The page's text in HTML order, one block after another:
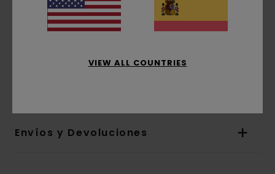
chaqueta de corte normal, viene con un parche
con una cabeza de oso en el pecho, y un
Envíos y Devoluciones
VIEW ALL COUNTRIES